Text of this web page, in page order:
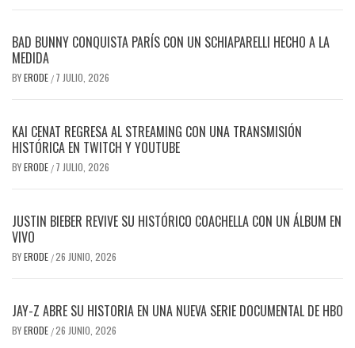
BAD BUNNY CONQUISTA PARÍS CON UN SCHIAPARELLI HECHO A LA
MEDIDA
BYERODE / 7 JULIO, 2026
KAI CENAT REGRESA AL STREAMING CON UNA TRANSMISIÓN
HISTÓRICA EN TWITCH Y YOUTUBE
BYERODE / 7 JULIO, 2026
JUSTIN BIEBER REVIVE SU HISTÓRICO COACHELLA CON UN ÁLBUM EN
VIVO
BYERODE /26 JUNIO, 2026
JAY-Z ABRE SU HISTORIA EN UNA NUEVA SERIE DOCUMENTAL DE HBO
BYERODE /26 JUNIO, 2026